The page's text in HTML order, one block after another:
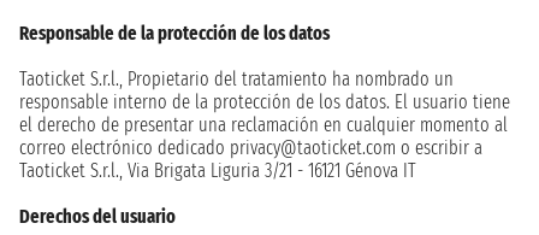
Responsable de la protección de los datos
Taoticket S.r.l., Propietario del tratamiento ha nombrado un
responsable interno de la protección de los datos. El usuario tiene
el derecho de presentar una reclamación en cualquier momento al
correo electrónico dedicado privacy@taoticket.com o escribir a
Taoticket S.r.l., Via Brigata Liguria 3/21 - 16121 Génova IT
Derechos del usuario